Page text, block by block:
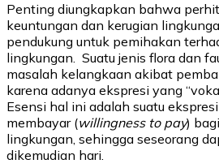
Penting diungkapkan bahwa
keuntungan dan kerugian
pendukung untuk pemihakan
lingkungan. Suatu jenis flora dan
masalah kelangkaan akibat
karena adanya ekspresi yang
Esensi hal ini adalah suatu
membayar (willingness to pay)
lingkungan, sehingga seseorang
dikemudian hari.